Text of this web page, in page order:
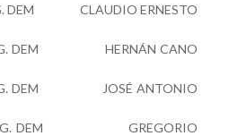
DEM CLAUDIO ERNESTO
C.G. DEM HERNÁN CANO
C.G. DEM JOSÉ ANTONIO
C.G. DEM GREGORIO